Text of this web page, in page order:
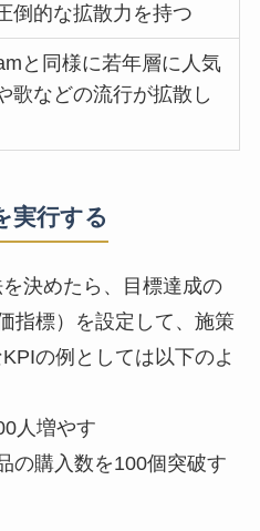
倒的な拡散力を持つ
と同様に若年層に人気
歌などの流行が拡散し
実行する
決めたら、
目標達成の
指標）を設定して、施策
の例としては以下のよ
人増やす
の購入数を100個突破す